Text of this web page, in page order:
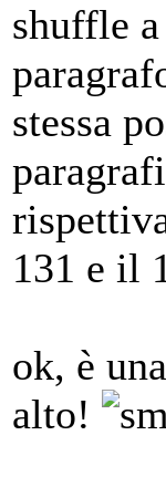
shuffle
stessa
131 e il
ok, è
alto!